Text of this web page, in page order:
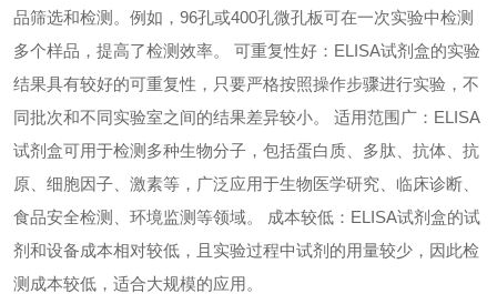
品筛选和检测。例如，96孔或400孔微孔板可在一次实验中检测
多个样品，提高了检测效率。 可重复性好：ELISA试剂盒的实验
结果具有较好的可重复性，只要严格按照操作步骤进行实验，不
同批次和不同实验室之间的结果差异较小。 适用范围广：ELISA
试剂盒可用于检测多种生物分子，包括蛋白质、多肽、抗体、抗
原、细胞因子、激素等，广泛应用于生物医学研究、临床诊断、
食品安全检测、环境监测等领域。 成本较低：ELISA试剂盒的试
剂和设备成本相对较低，且实验过程中试剂的用量较少，因此检
测成本较低，适合大规模的应用。